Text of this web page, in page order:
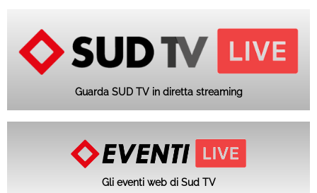
Guarda SUD TV in diretta streaming
Gli eventi web di Sud TV